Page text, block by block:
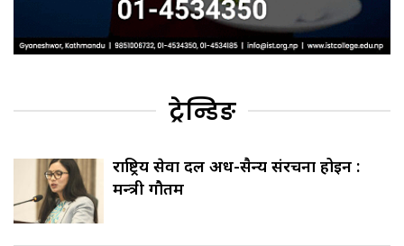
ट्रेन्डिङ
राष्ट्रिय सेवा दल अर्ध-सैन्य संरचना होइन :
मन्त्री गौतम